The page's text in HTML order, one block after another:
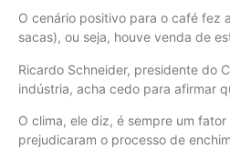
O cenário positivo para o café fez
sacas), ou seja, houve venda de
Ricardo Schneider, presidente do
indústria, acha cedo para afirmar
O clima, ele diz, é sempre um
prejudicaram o processo de